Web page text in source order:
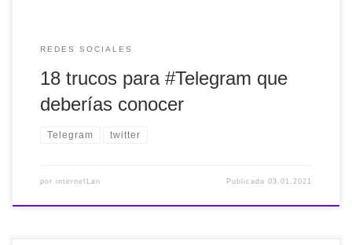
REDES SOCIALES
18 trucos para #Telegram que
deberías conocer
Telegram twitter
por internetLan Publicada03.01.2021